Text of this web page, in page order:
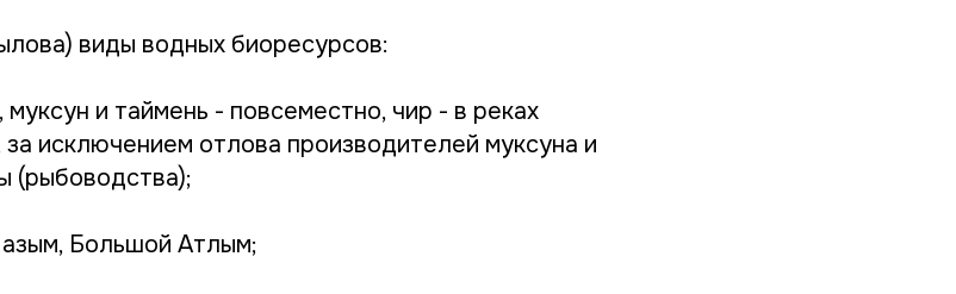
виды водных биоресурсов:
и таймень - повсеместно, чир - в реках
исключением отлова производителей муксуна и
(рыбоводства);
Большой Атлым;